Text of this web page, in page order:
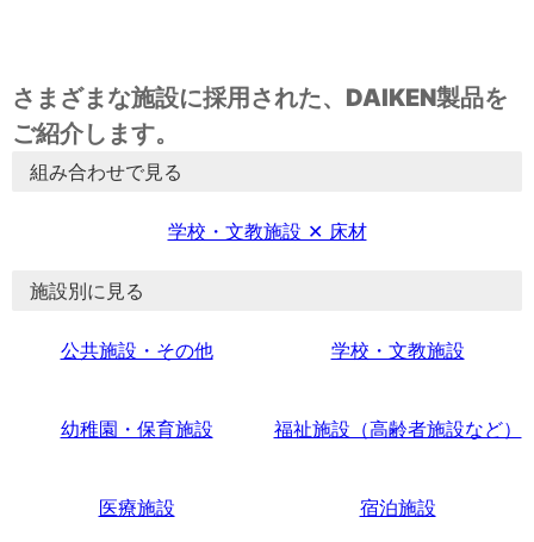
さまざまな施設に採用された、DAIKEN製品を
ご紹介します。
組み合わせで見る
学校・文教施設 ✕ 床材
施設別に見る
公共施設・その他 学校・文教施設
幼稚園・保育施設 福祉施設（高齢者施設など）
医療施設 宿泊施設